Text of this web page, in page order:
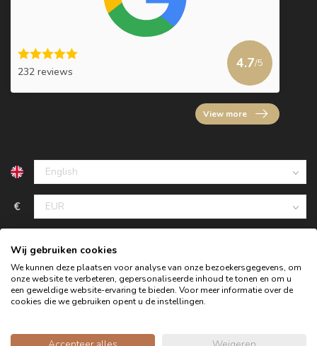
232 reviews
4.7/5
View more
€
Wij gebruiken cookies
We kunnen deze plaatsen voor analyse van onze bezoekersgegevens, om
onze website te verbeteren, gepersonaliseerde inhoud te tonen en om u
een geweldige website-ervaring te bieden. Voor meer informatie over de
cookies die we gebruiken opent u de instellingen.